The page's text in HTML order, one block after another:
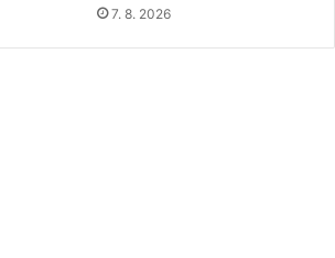
7. 8. 2026